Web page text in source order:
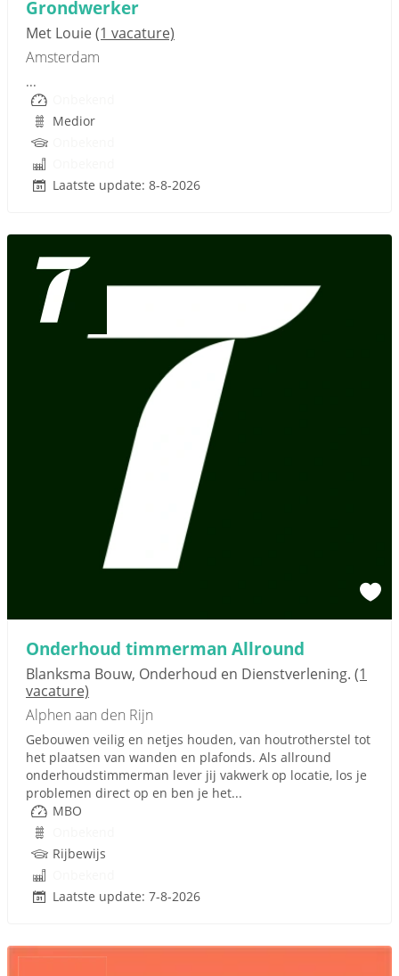
Grondwerker
Met Louie(1 vacature)
Amsterdam
...
Medior
Laatste update: 8-8-2026
Onderhoud timmerman Allround
Blanksma Bouw, Onderhoud en Dienstverlening. (1
vacature)
Alphen aan den Rijn
Gebouwen veilig en netjes houden, van houtrotherstel tot
het plaatsen van wanden en plafonds. Als allround
onderhoudstimmerman lever jij vakwerk op locatie, los je
problemen direct op en ben je het...
MBO
Rijbewijs
Laatste update: 7-8-2026